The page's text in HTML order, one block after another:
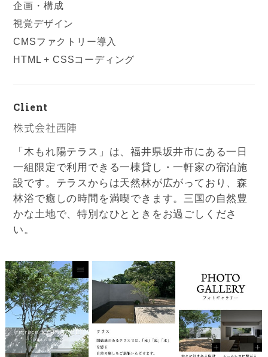
企画・構成
視覚デザイン
CMSファクトリー導入
HTML + CSSコーディング
Client
株式会社西陣
「木もれ陽テラス」は、福井県坂井市にある一日
一組限定で利用できる一棟貸し・一軒家の宿泊施
設です。テラスからは天然林が広がっており、森
林浴で癒しの時間を満喫できます。三国の自然豊
かな土地で、特別なひとときをお過ごしくださ
い。